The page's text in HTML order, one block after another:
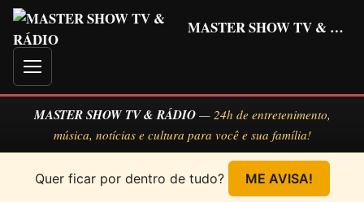
MASTER SHOW TV & RÁDIO
Menu
MASTER SHOW TV & RÁDIO— 24h de entretenimento,
música, notícias e cultura para você e sua família!
Quer ficar por dentro de tudo? ME AVISA!